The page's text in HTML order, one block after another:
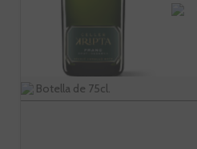
Botella de 75cl.